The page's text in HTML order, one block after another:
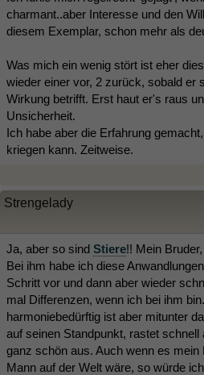
charmant..aber Interesse und den
diesem Exemplar, schon mehr als
Was mich ein wenig stört ist eher
wieder einer vor, 2 zurück, sobald er
Wirkung betrifft. Erst haut er's raus
Unsicherheit.
Ich habe aber die Erfahrung
kriegen kann. Zeitweise.
Strengelady
Ja, aber so sind Stiere!! Mein
Bei ihm habe ich diese
Schritt vor und dann aber wieder
mal Differenzen, wenn ich bei ihm
harmoniebedürftig ist aber mitunter
auf seinen Standpunkt, rastet
ganz schön aus. Auch wenn es mein
Mann auf der Welt wäre, so würde